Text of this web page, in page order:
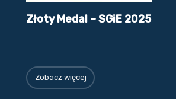
Złoty Medal – SGiE 2025
Zobacz więcej